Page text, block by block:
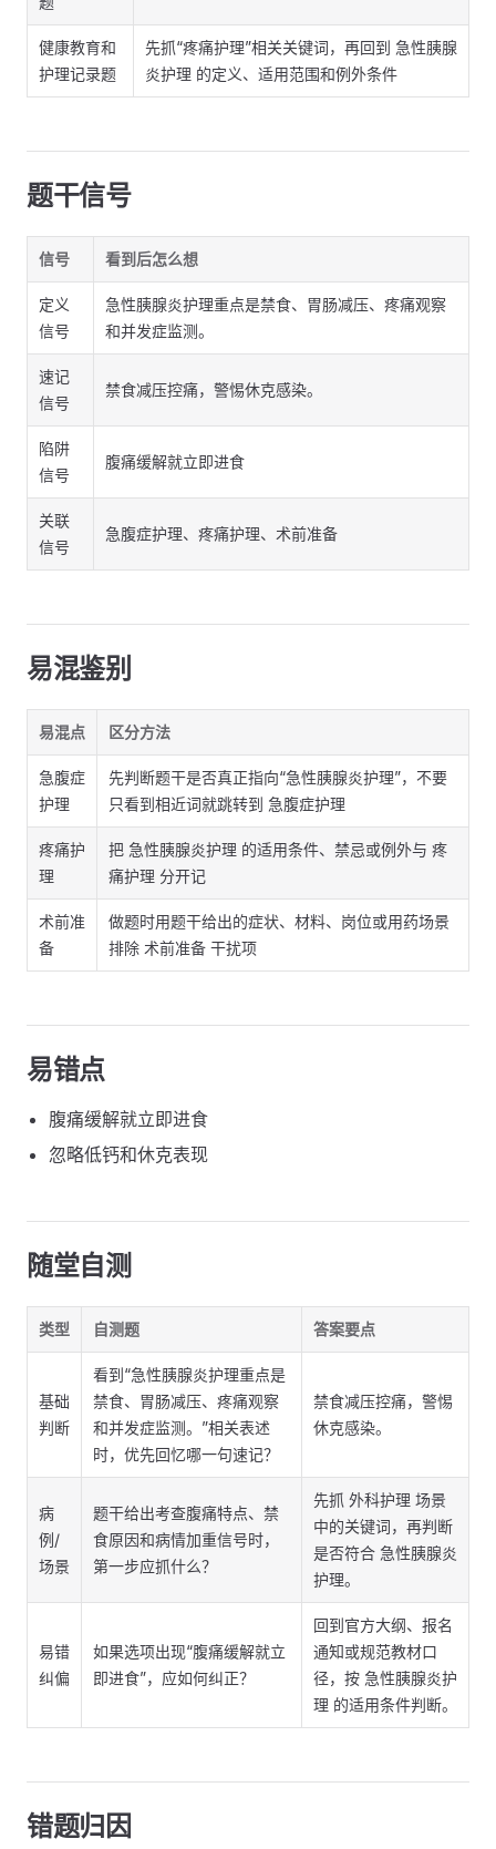
健康教育和
护理记录题
先抓“疼痛护理”相关关键词，再回到 急性胰腺
炎护理 的定义、适用范围和例外条件
题干信号
信号 看到后怎么想
定义
信号
急性胰腺炎护理重点是禁食、胃肠减压、疼痛观察
和并发症监测。
速记
信号
禁食减压控痛，警惕休克感染。
陷阱
信号
腹痛缓解就立即进食
关联
信号
急腹症护理、疼痛护理、术前准备
易混鉴别
易混点 区分方法
急腹症
护理
先判断题干是否真正指向“急性胰腺炎护理”，不要
只看到相近词就跳转到 急腹症护理
疼痛护
理
把 急性胰腺炎护理 的适用条件、禁忌或例外与 疼
痛护理 分开记
术前准
备
做题时用题干给出的症状、材料、岗位或用药场景
排除 术前准备 干扰项
易错点
腹痛缓解就立即进食
忽略低钙和休克表现
随堂自测
类型 自测题 答案要点
基础
判断
看到“急性胰腺炎护理重点是
禁食、胃肠减压、疼痛观察
和并发症监测。”相关表述
时，优先回忆哪一句速记？
禁食减压控痛，警惕
休克感染。
病
例/
场景
题干给出考查腹痛特点、禁
食原因和病情加重信号时，
第一步应抓什么？
先抓 外科护理 场景
中的关键词，再判断
是否符合 急性胰腺炎
护理。
易错
纠偏
如果选项出现“腹痛缓解就立
即进食”，应如何纠正？
回到官方大纲、报名
通知或规范教材口
径，按 急性胰腺炎护
理 的适用条件判断。
错题归因